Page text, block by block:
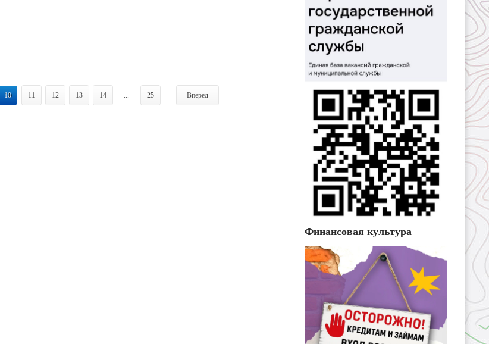
10 11 12 13 14 ... 25 Вперед
Финансовая культура